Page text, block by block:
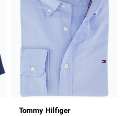
Tommy Hilfiger